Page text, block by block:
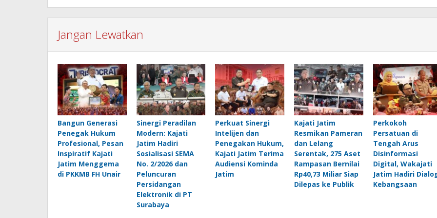
Jangan Lewatkan
Bangun Generasi
Penegak Hukum
Profesional, Pesan
Inspiratif Kajati
Jatim Menggema
di PKKMB FH Unair
Sinergi Peradilan
Modern: Kajati
Jatim Hadiri
Sosialisasi SEMA
No. 2/2026 dan
Peluncuran
Persidangan
Elektronik di PT
Surabaya
Perkuat Sinergi
Intelijen dan
Penegakan Hukum,
Kajati Jatim Terima
Audiensi Kominda
Jatim
Kajati Jatim
Resmikan Pameran
dan Lelang
Serentak, 275 Aset
Rampasan Bernilai
Rp40,73 Miliar Siap
Dilepas ke Publik
Perkokoh
Persatuan di
Tengah Arus
Disinformasi
Digital, Wakajati
Jatim Hadiri
Kebangsaan